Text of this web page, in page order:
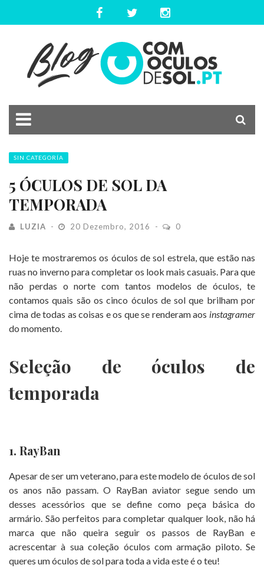
SIN CATEGORÍA
5 ÓCULOS DE SOL DA
TEMPORADA
LUZIA 20 Dezembro, 2016 0
Hoje te mostraremos os óculos de sol estrela, que estão nas
ruas no inverno para completar os look mais casuais. Para que
não perdas o norte com tantos modelos de óculos, te
contamos quais são os cinco óculos de sol que brilham por
cima de todas as coisas e os que se renderam aos instagramer
do momento.
Seleção de óculos de
temporada
1. RayBan
Apesar de ser um veterano, para este modelo de óculos de sol
os anos não passam. O RayBan aviator segue sendo um
desses acessórios que se define como peça básica do
armário. São perfeitos para completar qualquer look, não há
marca que não queira seguir os passos de RayBan e
acrescentar à sua coleção óculos com armação piloto. Se
queres um óculos de sol para toda a vida este é o teu!